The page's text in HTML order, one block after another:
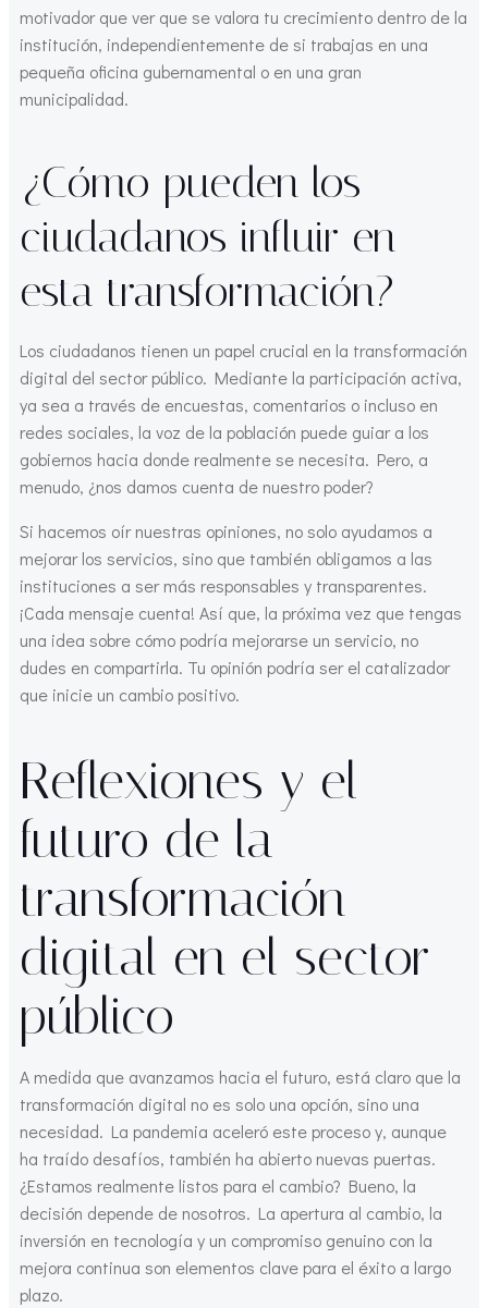
motivador que ver que se valora tu crecimiento dentro de la
institución, independientemente de si trabajas en una
pequeña oficina gubernamental o en una gran
municipalidad.
¿Cómo pueden los
ciudadanos influir en
esta transformación?
Los ciudadanos tienen un papel crucial en la transformación
digital del sector público. Mediante la participación activa,
ya sea a través de encuestas, comentarios o incluso en
redes sociales, la voz de la población puede guiar a los
gobiernos hacia donde realmente se necesita. Pero, a
menudo, ¿nos damos cuenta de nuestro poder?
Si hacemos oír nuestras opiniones, no solo ayudamos a
mejorar los servicios, sino que también obligamos a las
instituciones a ser más responsables y transparentes.
¡Cada mensaje cuenta! Así que, la próxima vez que tengas
una idea sobre cómo podría mejorarse un servicio, no
dudes en compartirla. Tu opinión podría ser el catalizador
que inicie un cambio positivo.
Reflexiones y el
futuro de la
transformación
digital en el sector
público
A medida que avanzamos hacia el futuro, está claro que la
transformación digital no es solo una opción, sino una
necesidad. La pandemia aceleró este proceso y, aunque
ha traído desafíos, también ha abierto nuevas puertas.
¿Estamos realmente listos para el cambio? Bueno, la
decisión depende de nosotros. La apertura al cambio, la
inversión en tecnología y un compromiso genuino con la
mejora continua son elementos clave para el éxito a largo
plazo.